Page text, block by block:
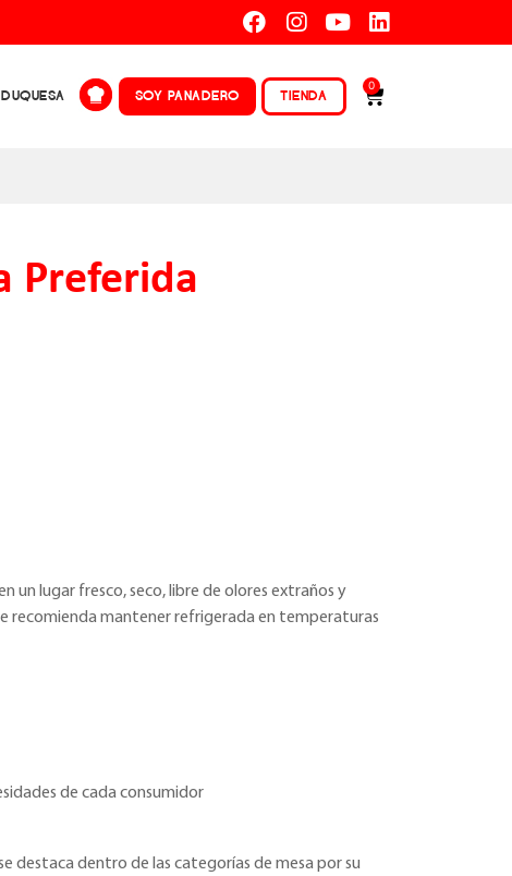
a $150.000.
SOY PANADERO TIENDA
0
Preferida
un lugar fresco, seco, libre de olores extraños y
recomienda mantener refrigerada en temperaturas
de cada consumidor
destaca dentro de las categorías de mesa por su